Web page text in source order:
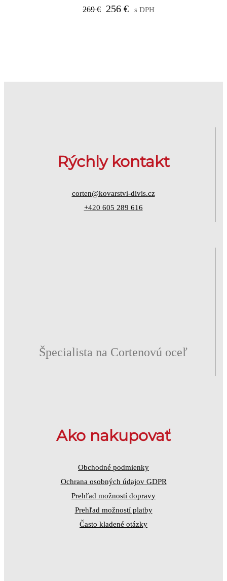
269€
Pôvodná
256 €Aktuálna
s DPH
Rýchly kontakt
corten@kovarstvi-divis.cz
+420 605 289 616
Špecialista na Cortenovú oceľ
Ako nakupovať
Obchodné podmienky
Ochrana osobných údajov GDPR
Prehľad možností dopravy
Prehľad možností platby
Často kladené otázky